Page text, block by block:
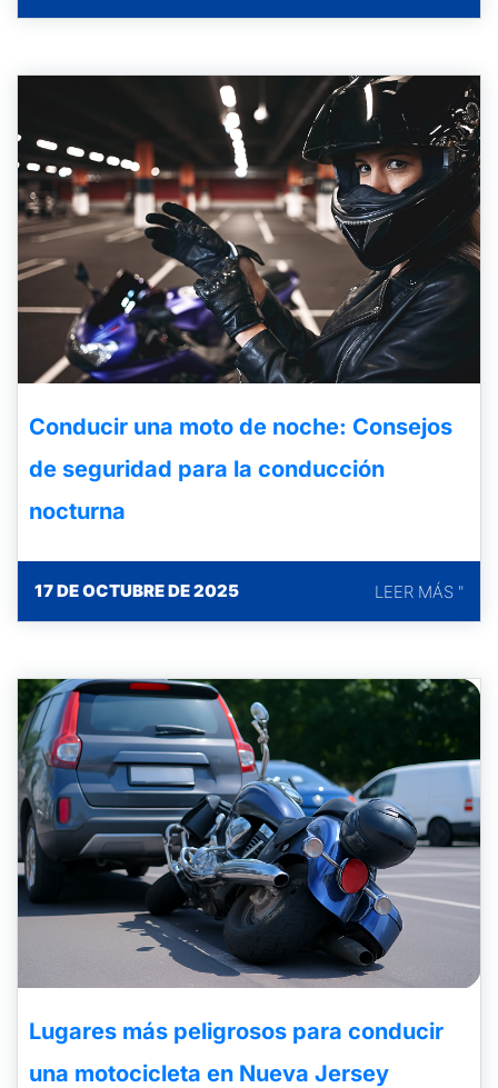
Conducir una moto de noche: Consejos
de seguridad para la conducción
nocturna
17 DE OCTUBRE DE 2025 LEER MÁS "
Lugares más peligrosos para conducir
una motocicleta en Nueva Jersey